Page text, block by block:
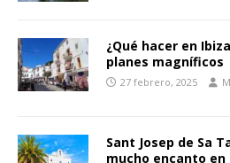
¿Qué hacer en
planes magníficos
27 febrero, 2025
Sant Josep de Sa
mucho encanto en